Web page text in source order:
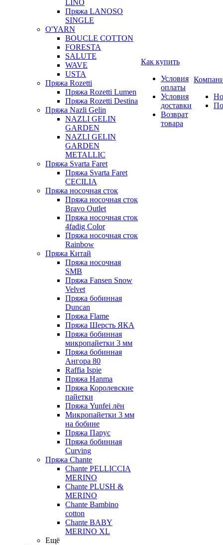
LINO
Пряжа LANOSO
SINGLE
O'YARN
BOUCLE COTTON
FORESTA
SALUTE
WAVE
USTA
Пряжа Rozetti
Пряжа Rozetti Lumen
Пряжа Rozetti Destina
Пряжа Nazli Gelin
NAZLI GELIN
GARDEN
NAZLI GELIN
GARDEN
METALLIC
Пряжа Svarta Faret
Пряжа Svarta Faret
CECILIA
Пряжа носочная сток
Пряжа носочная сток
Bravo Outlet
Пряжа носочная сток
4fadig Color
Пряжа носочная сток
Rainbow
Пряжа Китай
Пряжа носочная
SMB
Пряжа Fansen Snow
Velvet
Пряжа бобинная
Duncan
Пряжа Flame
Пряжа Шерсть ЯКА
Пряжа бобинная
микропайетки 3 мм
Пряжа бобинная
Ангора 80
Raffia Ispie
Пряжа Hanma
Пряжа Королевские
пайетки
Пряжа Yunfei лён
Микропайетки 3 мм
на бобине
Пряжа Парус
Пряжа бобинная
Curving
Пряжа Chante
Chante PELLICCIA
MERINO
Chante PLUSH &
MERINO
Chante Bambino
cotton
Chante BABY
MERINO XL
Ещё
Как купить
Условия
оплаты
Условия
доставки
Возврат
товара